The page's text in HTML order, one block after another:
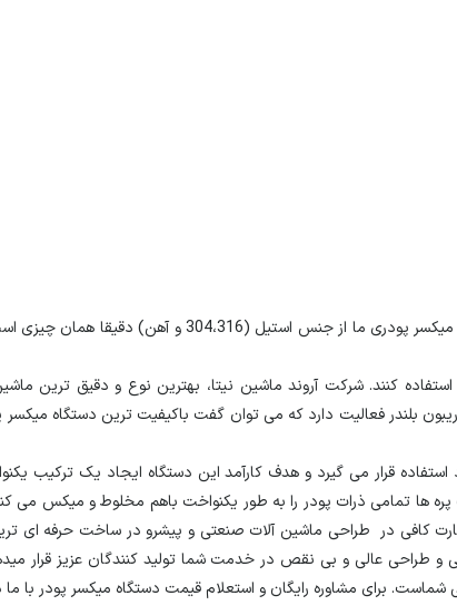
اگر به دنبال دستگاهی حرفه ای برای مخلوط کردن مواد خود هستید که
کنند. شرکت آروند ماشین نیتا، بهترین نوع و دقیق ترین
فعالیت دارد که می توان گفت باکیفیت ترین دستگاه میکسر
قرار می گیرد و هدف کارآمد این دستگاه ایجاد یک ترکیب
ها تمامی ذرات پودر را به طور یکنواخت باهم مخلوط و میکس می
کافی در طراحی ماشین آلات صنعتی و پیشرو در ساخت حرفه ای
طراحی عالی و بی نقص در خدمت شما تولید کنندگان عزیز قرار میدهد.
برای مشاوره رایگان و استعلام قیمت دستگاه میکسر پودر با ما